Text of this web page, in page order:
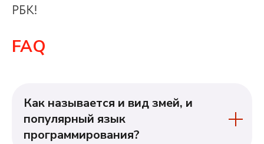
РБК!
FAQ
Как называется и вид змей, и
популярный язык
программирования?